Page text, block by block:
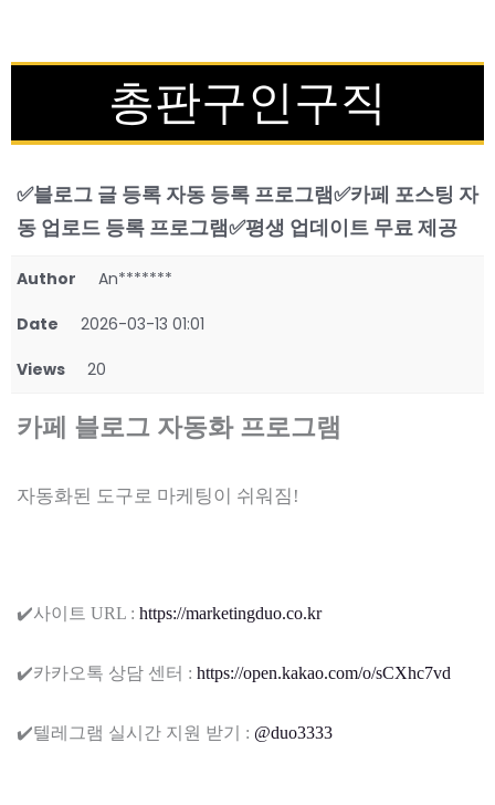
총판구인구직
✅​블로그 글 등록 자동 등록 프로그램✅​카페 포스팅 자
동 업로드 등록 프로그램✅​평생 업데이트 무료 제공
Author An*******
Date 2026-03-13 01:01
Views 20
카페 블로그 자동화 프로그램
자동화된 도구로 마케팅이 쉬워짐!
✔️사이트 URL : https://marketingduo.co.kr
✔️카카오톡 상담 센터 : https://open.kakao.com/o/sCXhc7vd
✔️텔레그램 실시간 지원 받기 : @duo3333